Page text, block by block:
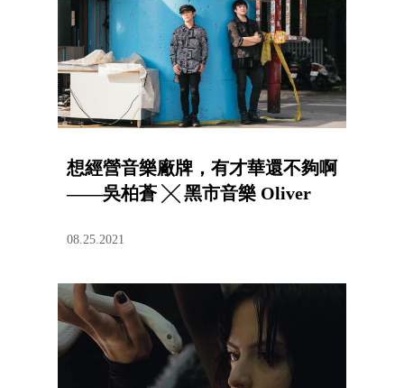
想經營音樂廠牌，有才華還不夠啊
——吳柏蒼 ╳ 黑市音樂 Oliver
08.25.2021